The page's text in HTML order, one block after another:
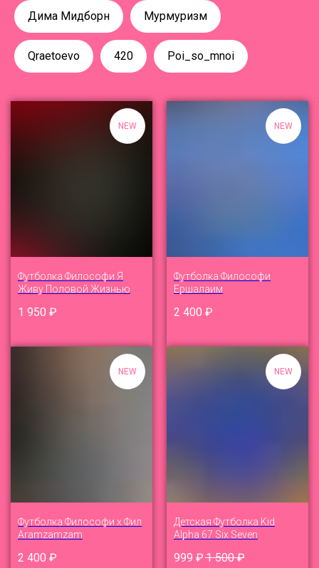
Дима Мидборн Мурмуризм
Qraetoevo 420 Poi_so_mnoi
NEW
Футболка Философи Я
Живу Половой Жизнью
1 950 ₽
NEW
Футболка Философи
Ершалаим
2 400 ₽
NEW
Футболка Философи x Фил
Aramzamzam
2 400 ₽
NEW
Детская Футболка Kid
Alpha 67 Six Seven
999 ₽ 1 500 ₽